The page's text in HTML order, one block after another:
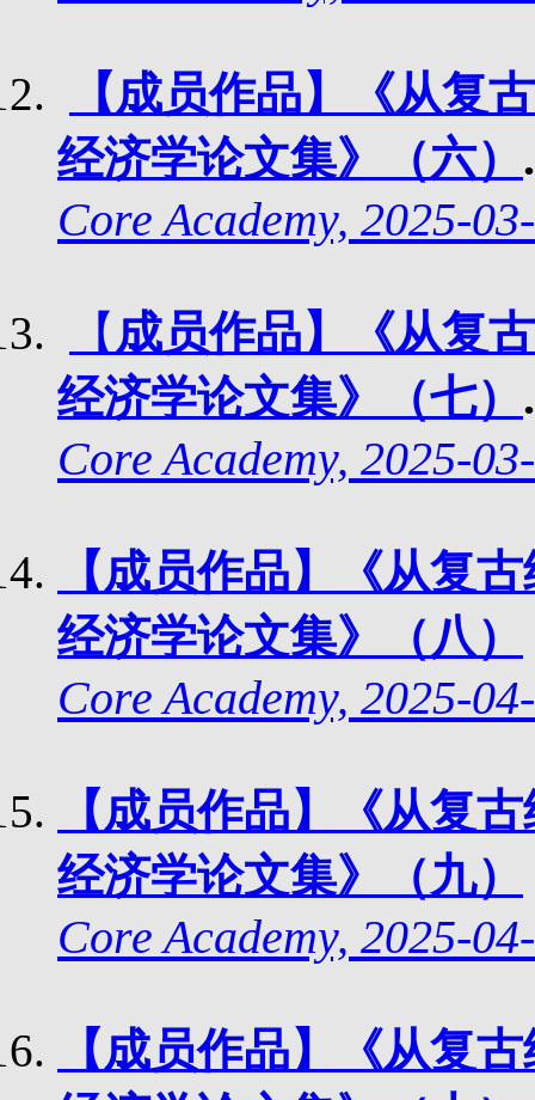
【成员作品】《从复
经济学论文集》（六）
Core Academy, 2025-03-
【 成员作品】《从复
经济学论文集》（七）
Core Academy, 2025-03-
【成员作品】《从复
经济学论文集》（八）
Core Academy, 2025-04-
【成员作品】《从复
经济学论文集》（九）
Core Academy, 2025-
【成员作品】《从复